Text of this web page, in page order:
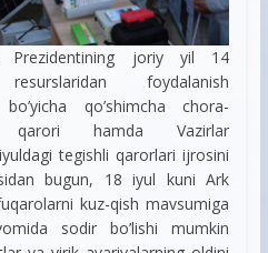
Prezidentining joriy yil 14
foydalanish
qo’shimcha chora-
qarori hamda Vazirlar
tegishli qarorlari ijrosini
bugun, 18 iyul kuni Ark
kuz-qish mavsumiga
sodir bo’lishi mumkin